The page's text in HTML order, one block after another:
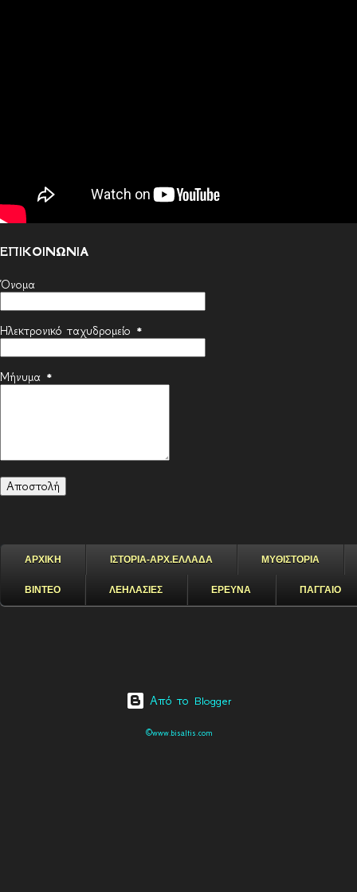
ΕΠΙΚΟΙΝΩΝΙΑ
Όνομα
Ηλεκτρονικό ταχυδρομείο *
Μήνυμα *
ΑΡΧΙΚΗ ΙΣΤΟΡΙΑ-ΑΡΧ.ΕΛΛΑΔΑ ΜΥΘΙΣΤΟΡΙΑ
ΒΙΝΤΕΟ ΛΕΗΛΑΣΙΕΣ ΕΡΕΥΝΑ ΠΑΓΓΑΙΟ
Από το Blogger
©www.bisaltis.com